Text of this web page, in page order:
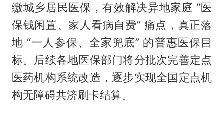
缴城乡居民医保，有效解决异地家庭 “医
保钱闲置、家人看病自费” 痛点，真正落
地 “一人参保、全家兜底” 的普惠医保目
标。后续各地医保部门将分批次完善定点
医药机构系统改造，逐步实现全国定点机
构无障碍共济刷卡结算。